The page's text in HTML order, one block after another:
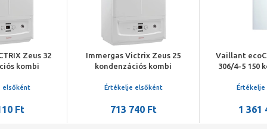
Zeus 32
kombi
elsőként
Ft
Immergas Victrix Zeus 25
kondenzációs kombi
EU-ERP
Értékelje elsőként
713 740 Ft
Vaillant
306/4-5 150
Értékelje
1 361